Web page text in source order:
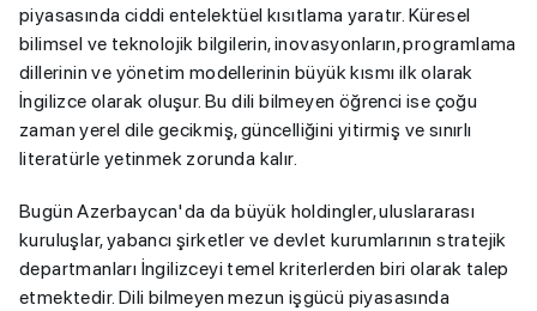
piyasasında ciddi entelektüel kısıtlama yaratır. Küresel
bilimsel ve teknolojik bilgilerin, inovasyonların, programlama
dillerinin ve yönetim modellerinin büyük kısmı ilk olarak
İngilizce olarak oluşur. Bu dili bilmeyen öğrenci ise çoğu
zaman yerel dile gecikmiş, güncelliğini yitirmiş ve sınırlı
literatürle yetinmek zorunda kalır.
Bugün Azerbaycan'da da büyük holdingler, uluslararası
kuruluşlar, yabancı şirketler ve devlet kurumlarının stratejik
departmanları İngilizceyi temel kriterlerden biri olarak talep
etmektedir. Dili bilmeyen mezun işgücü piyasasında